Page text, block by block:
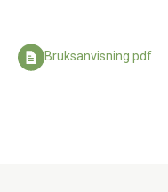
Bruksanvisning.pdf